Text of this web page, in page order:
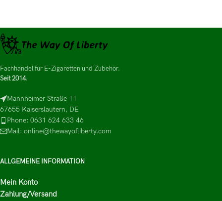
Fachhandel für E-Zigaretten und Zubehör.
Seit 2014.
Mannheimer Straße 11
67655 Kaiserslautern, DE
Phone: 0631 624 633 46
Mail: online@thewayofliberty.com
ALLGEMEINE INFORMATION
Mein Konto
Zahlung/Versand